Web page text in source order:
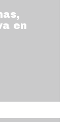
en